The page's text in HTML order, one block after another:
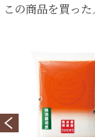
この商品を買っ